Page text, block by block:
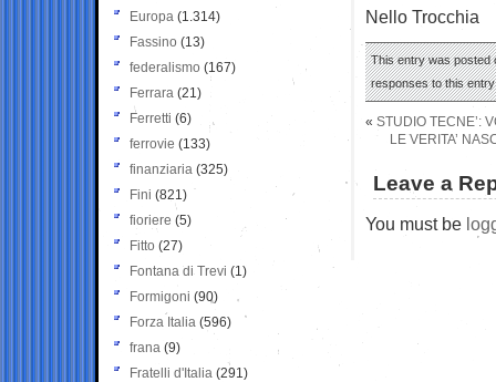
Nello Trocchia
This entry was posted
responses to this
« STUDIO TECNE’:
LE VERITA’
Leave a
You must be
Europa (1.314)
Fassino (13)
federalismo (167)
Ferrara (21)
Ferretti (6)
ferrovie (133)
finanziaria (325)
Fini (821)
fioriere (5)
Fitto (27)
Fontana di Trevi (1)
Formigoni (90)
Forza Italia (596)
frana (9)
Fratelli d'Italia (291)